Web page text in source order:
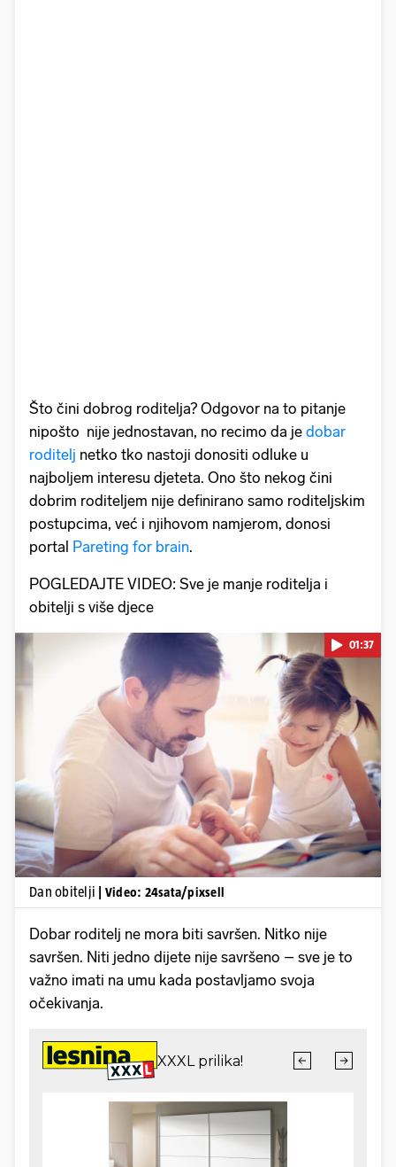
Što čini dobrog roditelja? Odgovor na to pitanje
nipošto nije jednostavan, no recimo da je dobar
roditelj netko tko nastoji donositi odluke u
najboljem interesu djeteta. Ono što nekog čini
dobrim roditeljem nije definirano samo roditeljskim
postupcima, već i njihovom namjerom, donosi
portal Pareting for brain.
POGLEDAJTE VIDEO: Sve je manje roditelja i
obitelji s više djece
Pokretanje videa...
01:37
Dan obitelji | Video: 24sata/pixsell
Dobar roditelj ne mora biti savršen. Nitko nije
savršen. Niti jedno dijete nije savršeno – sve je to
važno imati na umu kada postavljamo svoja
očekivanja.